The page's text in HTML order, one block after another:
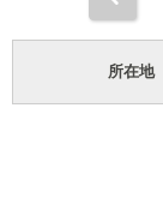
所在地